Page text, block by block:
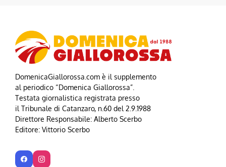
DomenicaGiallorossa.com è il supplemento
al periodico “Domenica Giallorossa”.
Testata giornalistica registrata presso
il Tribunale di Catanzaro, n.60 del 2.9.1988
Direttore Responsabile: Alberto Scerbo
Editore: Vittorio Scerbo